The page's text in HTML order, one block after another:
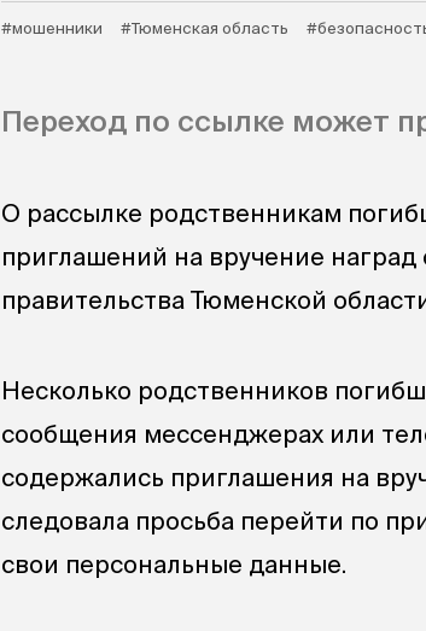
#мошенники #Тюменская область
Переход по ссылке может
О рассылке родственникам
приглашений на вручение
правительства Тюменской
Несколько родственников
сообщения мессенджерах или
содержались приглашения на
следовала просьба перейти по
свои персональные данные.